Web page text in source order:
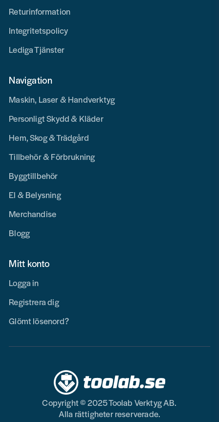
Returinformation
Integritetspolicy
Lediga Tjänster
Navigation
Maskin, Laser & Handverktyg
Personligt Skydd & Kläder
Hem, Skog & Trädgård
Tillbehör & Förbrukning
Byggtillbehör
El & Belysning
Merchandise
Blogg
Mitt konto
Logga in
Registrera dig
Glömt lösenord?
Copyright © 2025 Toolab Verktyg AB.
Alla rättigheter reserverade.